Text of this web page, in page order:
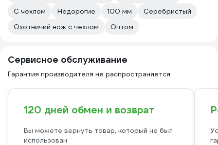
С чехлом
Недорогие 100 мм
Серебристый
Охотничий нож с чехлом
Оптом
Сервисное обслуживание
Гарантия производителя не распространяется
120 дней обмен и возврат
Вы можете вернуть товар, который не был
использован